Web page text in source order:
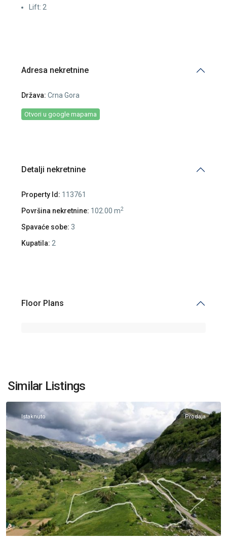
Lift: 2
Adresa nekretnine
Država: Crna Gora
Otvori u google mapama
Detalji nekretnine
Property Id: 113761
Površina nekretnine: 102.00 m2
Spavaće sobe: 3
Kupatila: 2
Floor Plans
Similar Listings
Veruša
Podgorica
Istaknuto Prodaja